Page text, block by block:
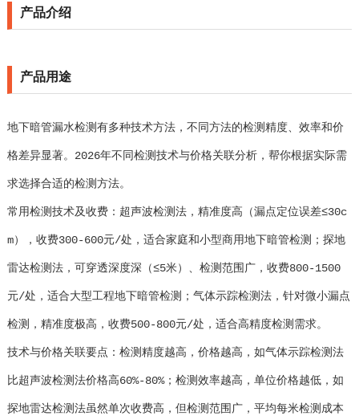
产品介绍
产品用途
地下暗管漏水检测有多种技术方法，不同方法的检测精度、效率和价
格差异显著。2026年不同检测技术与价格关联分析，帮你根据实际需
求选择合适的检测方法。
常用检测技术及收费：超声波检测法，精准度高（漏点定位误差≤30c
m），收费300-600元/处，适合家庭和小型商用地下暗管检测；探地
雷达检测法，可穿透深度深（≤5米）、检测范围广，收费800-1500
元/处，适合大型工程地下暗管检测；气体示踪检测法，针对微小漏点
检测，精准度极高，收费500-800元/处，适合高精度检测需求。
技术与价格关联要点：检测精度越高，价格越高，如气体示踪检测法
比超声波检测法价格高60%-80%；检测效率越高，单位价格越低，如
探地雷达检测法虽然单次收费高，但检测范围广，平均每米检测成本